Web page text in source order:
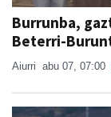
Burrunba,
Beterri-
Aiurri abu 07, 07:00